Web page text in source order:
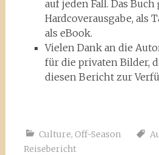
auf jeden Fall. Das Buch
Hardcoverausgabe, als
als eBook.
Vielen Dank an die
für die privaten Bilder,
diesen Bericht zur
Culture, Off-Season
Reisebericht